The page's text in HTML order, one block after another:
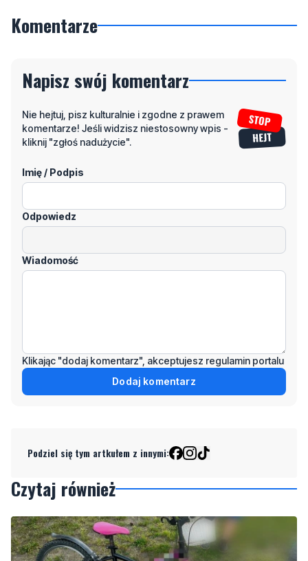
Komentarze
Napisz swój komentarz
Nie hejtuj, pisz kulturalnie i zgodne z prawem
komentarze! Jeśli widzisz niestosowny wpis -
kliknij "zgłoś nadużycie".
Imię / Podpis
Odpowiedz
Wiadomość
Klikając "dodaj komentarz", akceptujesz regulamin portalu
Dodaj komentarz
Podziel się tym artkułem z innymi:
Czytaj również